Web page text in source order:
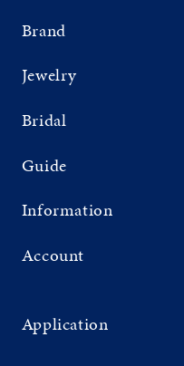
Brand
Jewelry
Bridal
Guide
Information
Account
Application